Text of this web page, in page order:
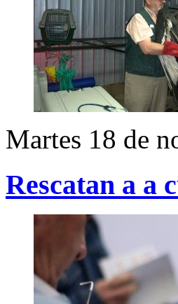
Martes 18 de
Rescatan a a